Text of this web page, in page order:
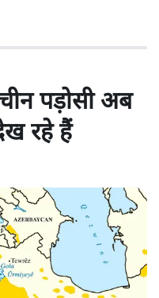
पड़ोसी अब
रहे हैं